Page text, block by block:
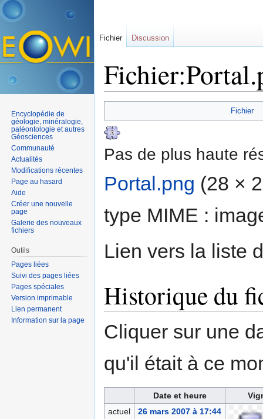
Fichier
Pas de plus haute
Portal.png (28 ×
type MIME :
Lien vers la liste
Historique du
Cliquer sur une
qu'il était à ce
Date et heure
actuel
26 mars 2007 à 17:44
Fichier Discussion
Encyclopédie de
géologie, minéralogie,
paléontologie et autres
Géosciences
Communauté
Actualités
Modifications récentes
Page au hasard
Aide
Créer une nouvelle
page
Galerie des nouveaux
fichiers
Outils
Pages liées
Suivi des pages liées
Pages spéciales
Version imprimable
Lien permanent
Information sur la page